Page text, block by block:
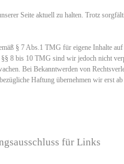
Seite aktuell zu halten. Trotz
§ 7 Abs.1 TMG für eigene Inhalte auf
8 bis 10 TMG sind wir jedoch nicht
Bei Bekanntwerden von
Haftung übernehmen wir erst
für Links